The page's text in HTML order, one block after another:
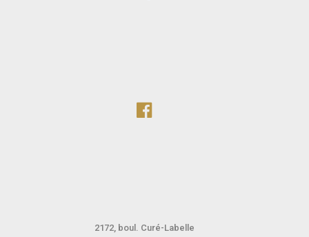
2172, boul. Curé-Labelle